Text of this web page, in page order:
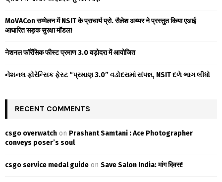
MoVACon सम्मेलन में NSIT के प्राचार्य प्रो. सैलेश अय्यर ने प्रस्तुत किया एआई
आधारित सड़क सुरक्षा मॉडल!
नेशनल फॉरेंसिक फीस्ट प्रमाण 3.0 वड़ोदरा में आयोजित
નેશનલ ફોરેન્સિક ફેસ્ટ “પ્રમાણ 3.0” વડોદરામાં સંપન્ન, NSIT દળે ભાગ લીધો
RECENT COMMENTS
csgo overwatch on Prashant Samtani : Ace Photographer
conveys poser’s soul
csgo service medal guide on Save Salon India: मांग दिवस!